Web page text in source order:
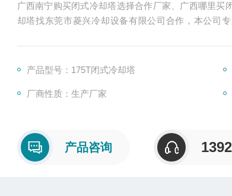
广西南宁购买闭式冷却塔选择合作厂家、广西哪里买
却塔找东莞市菱兴冷却设备有限公司合作，本公司
产品型号：175T闭式冷却塔
厂商性质：生产厂家
产品咨询